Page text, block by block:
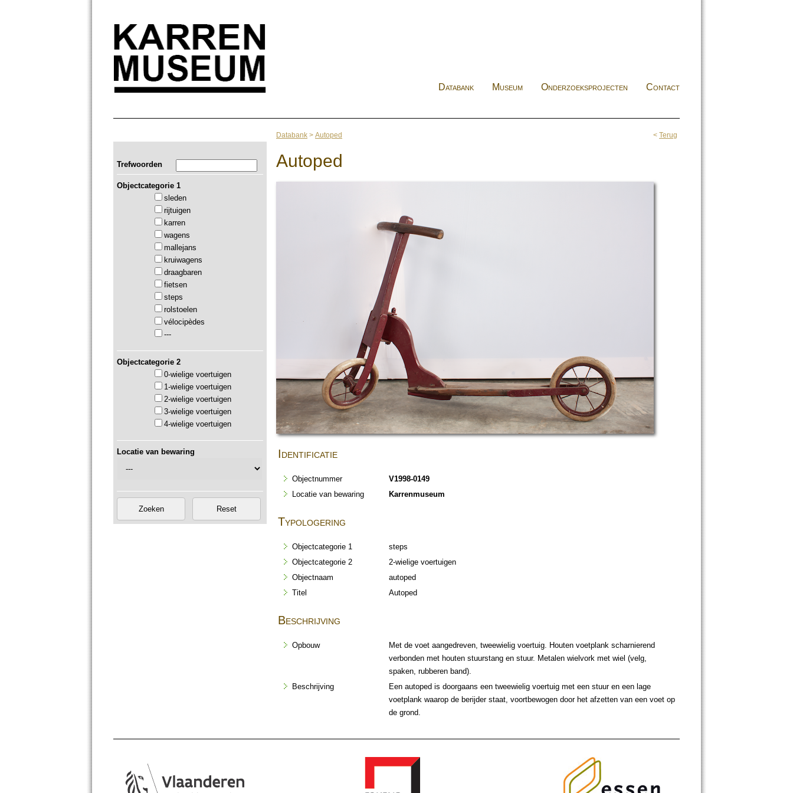
Databank Museum Onderzoeksprojecten Contact
Trefwoorden
Objectcategorie 1
sleden
rijtuigen
karren
wagens
mallejans
kruiwagens
draagbaren
fietsen
steps
rolstoelen
vélocipèdes
---
Objectcategorie 2
0-wielige voertuigen
1-wielige voertuigen
2-wielige voertuigen
3-wielige voertuigen
4-wielige voertuigen
Locatie van bewaring
< Terug
Databank > Autoped
Autoped
Identificatie
Objectnummer
V1998-0149
Locatie van bewaring
Karrenmuseum
Typologering
Objectcategorie 1
steps
Objectcategorie 2
2-wielige voertuigen
Objectnaam
autoped
Titel
Autoped
Beschrijving
Opbouw
Met de voet aangedreven, tweewielig voertuig. Houten voetplank scharnierend
verbonden met houten stuurstang en stuur. Metalen wielvork met wiel (velg,
spaken, rubberen band).
Beschrijving
Een autoped is doorgaans een tweewielig voertuig met een stuur en een lage
voetplank waarop de berijder staat, voortbewogen door het afzetten van een voet op
de grond.